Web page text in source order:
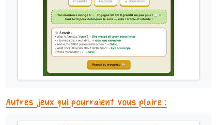
Autres jeux qui pourraient vous plaire :